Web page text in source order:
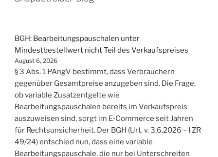
BGH: Bearbeitungspauschalen unter
Mindestbestellwert nicht Teil des Verkaufspreises
August 6, 2026
§ 3 Abs. 1 PAngV bestimmt, dass Verbrauchern
gegenüber Gesamtpreise anzugeben sind. Die Frage,
ob variable Zusatzentgelte wie
Bearbeitungspauschalen bereits im Verkaufspreis
auszuweisen sind, sorgt im E‑Commerce seit Jahren
für Rechtsunsicherheit. Der BGH (Urt. v. 3.6.2026 – I ZR
49/24) entschied nun, dass eine variable
Bearbeitungspauschale, die nur bei Unterschreiten